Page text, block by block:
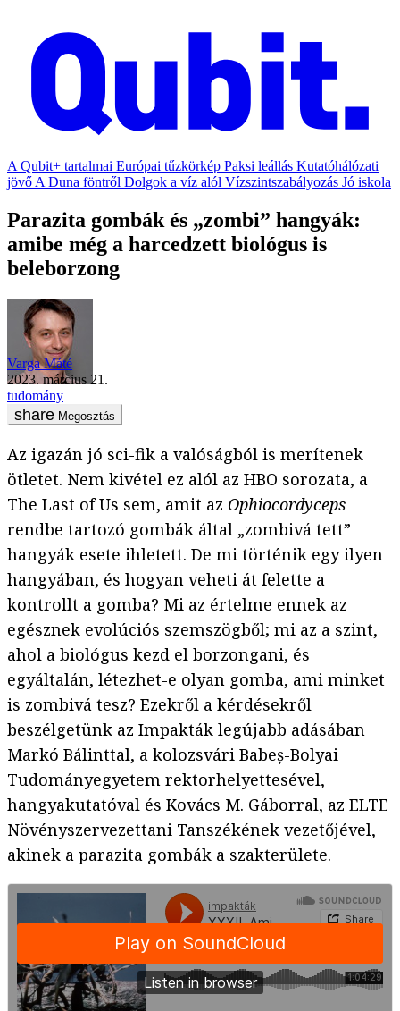
A Qubit+ tartalmai Európai tűzkörkép Paksi leállás Kutatóhálózati
jövő A Duna föntről Dolgok a víz alól Vízszintszabályozás Jó iskola
Parazita gombák és „zombi” hangyák:
amibe még a harcedzett biológus is
beleborzong
Varga Máté
2023. március 21.
tudomány
Megosztás
Az igazán jó sci-fik a valóságból is merítenek
ötletet. Nem kivétel ez alól az HBO sorozata, a
The Last of Us sem, amit az Ophiocordyceps
rendbe tartozó gombák által „zombivá tett”
hangyák esete ihletett. De mi történik egy ilyen
hangyában, és hogyan veheti át felette a
kontrollt a gomba? Mi az értelme ennek az
egésznek evolúciós szemszögből; mi az a szint,
ahol a biológus kezd el borzongani, és
egyáltalán, létezhet-e olyan gomba, ami minket
is zombivá tesz? Ezekről a kérdésekről
beszélgetünk az Impakták legújabb adásában
Markó Bálinttal, a kolozsvári Babeș-Bolyai
Tudományegyetem rektorhelyettesével,
hangyakutatóval és Kovács M. Gáborral, az ELTE
Növényszervezettani Tanszékének vezetőjével,
akinek a parazita gombák a szakterülete.